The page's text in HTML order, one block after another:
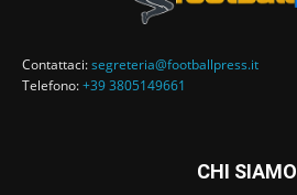
Contattaci:segreteria@footballpress.it
Telefono:+39 3805149661
CHI SIAMO